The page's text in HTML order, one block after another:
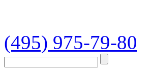
(495) 975-79-80